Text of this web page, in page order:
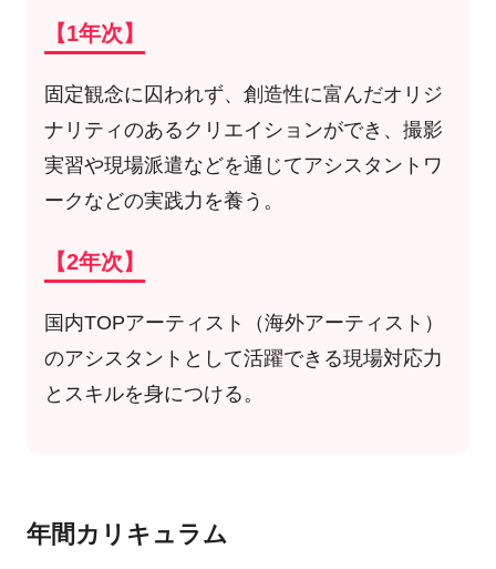
【1年次】
固定観念に囚われず、創造性に富んだオリジ
ナリティのあるクリエイションができ、撮影
実習や現場派遣などを通じてアシスタントワ
ークなどの実践力を養う。
【2年次】
国内TOPアーティスト（海外アーティスト）
のアシスタントとして活躍できる現場対応力
とスキルを身につける。
年間カリキュラム